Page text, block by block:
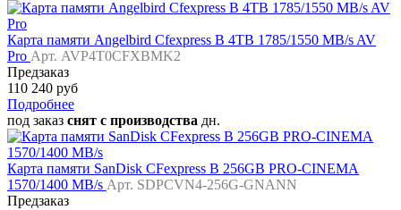
Карта памяти Angelbird Cfexpress B 4TB 1785/1550 MB/s AV
Pro Арт. AVP4T0CFXBMK2
Предзаказ
110 240 руб
Подробнее
под заказ снят с производства дн.
Карта памяти SanDisk CFexpress B 256GB PRO-CINEMA
1570/1400 MB/s Арт. SDPCVN4-256G-GNANN
Предзаказ